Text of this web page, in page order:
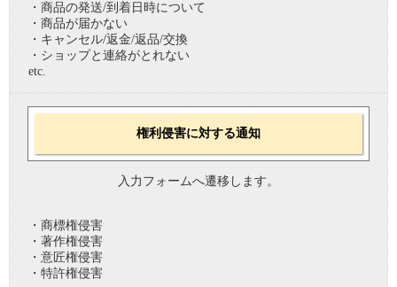
・商品の発送/到着日時について
・商品が届かない
・キャンセル/返金/返品/交換
・ショップと連絡がとれない
etc.
権利侵害に対する通知
入力フォームへ遷移します。
・商標権侵害
・著作権侵害
・意匠権侵害
・特許権侵害